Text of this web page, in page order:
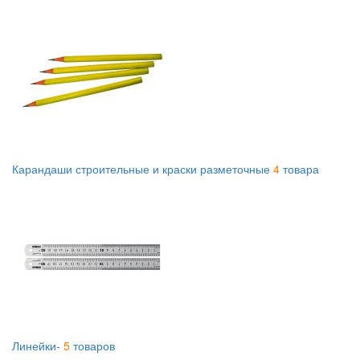
Карандаши строительные и краски разметочные 4 товара
Линейки- 5 товаров